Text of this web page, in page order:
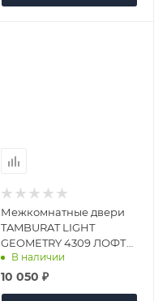
Межкомнатные двери
TAMBURAT LIGHT
GEOMETRY 4309 ЛОФТ
МОКО ЧЕРНАЯ КРОМКА
ЧЕРНЫЙ МОЛДИНГ ДГ
В наличии
10 050 ₽